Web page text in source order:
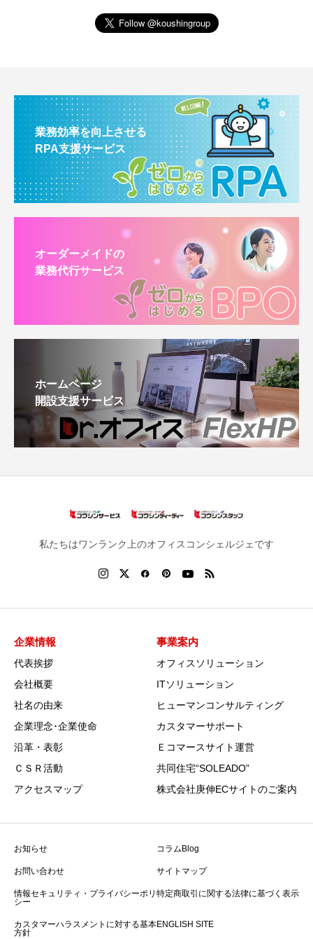
業務効率を向上させる
RPA支援サービス
オーダーメイドの
業務代行サービス
ホームページ
開設支援サービス
私たちはワンランク上のオフィスコンシェルジェです
企業情報
代表挨拶
会社概要
社名の由来
企業理念･企業使命
沿革・表彰
ＣＳＲ活動
アクセスマップ
事業案内
オフィスソリューション
ITソリューション
ヒューマンコンサルティング
カスタマーサポート
Ｅコマースサイト運営
共同住宅“SOLEADO”
株式会社庚伸ECサイトのご案内
お知らせ コラムBlog
お問い合わせ サイトマップ
情報セキュリティ・プライバシーポリ
シー
特定商取引に関する法律に基づく表示
カスタマーハラスメントに対する基本
方針
ENGLISH SITE